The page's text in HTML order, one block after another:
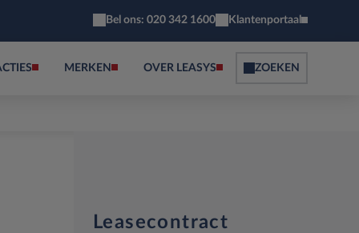
Bel ons: 020 342 1600 Klantenportaal
MERKEN OVER LEASYS ZOEKEN
Leasecontract